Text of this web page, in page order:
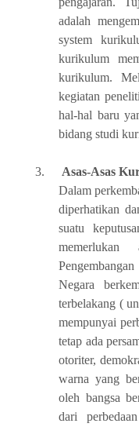
adalah
system
kurikulum
kurikulum.
kegiatan
hal-hal baru
bidang studi
3.
Asas-Asas
Dalam
diperhatikan
suatu
memerlukan
Negara
terbelakang (
mempunyai
tetap ada
otoriter,
warna yang
oleh bangsa
dari